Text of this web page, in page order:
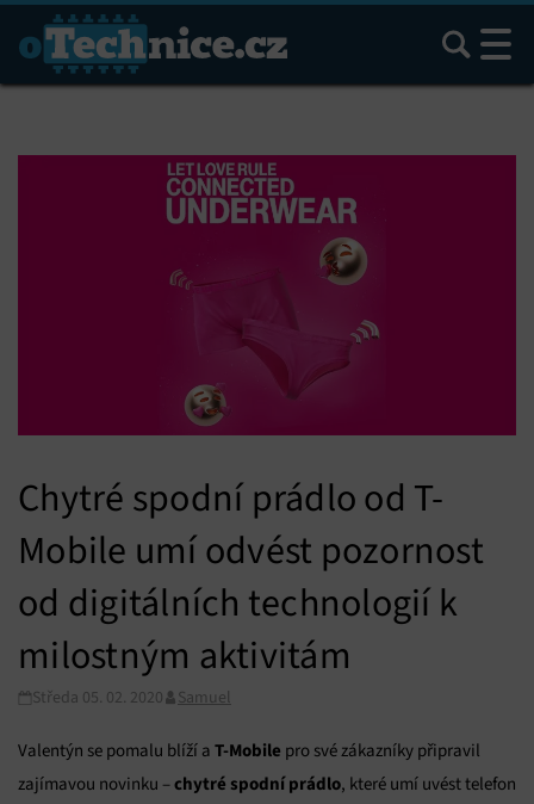
Hledat
Chytré spodní prádlo od T-
Mobile umí odvést pozornost
od digitálních technologií k
milostným aktivitám
Středa 05. 02. 2020 Samuel
Valentýn se pomalu blíží a T-Mobile pro své zákazníky připravil
zajímavou novinku –chytré spodní prádlo, které umí uvést telefon